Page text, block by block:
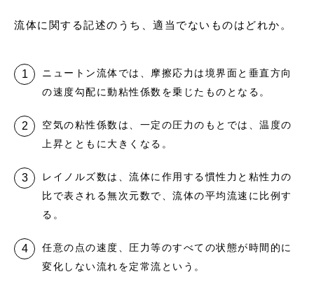
流体に関する記述のうち、適当でないものはどれか。
ニュートン流体では、摩擦応力は境界面と垂直方向
の速度勾配に動粘性係数を乗じたものとなる。
空気の粘性係数は、一定の圧力のもとでは、温度の
上昇とともに大きくなる。
レイノルズ数は、流体に作用する慣性力と粘性力の
比で表される無次元数で、流体の平均流速に比例す
る。
任意の点の速度、圧力等のすべての状態が時間的に
変化しない流れを定常流という。